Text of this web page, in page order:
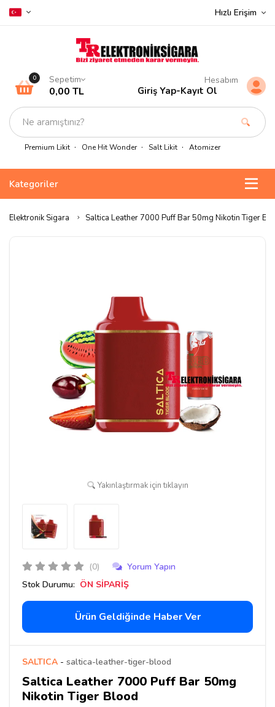
Hızlı Erişim
Premium Likit One Hit Wonder Salt Likit Atomizer
0 Sepetim
0,00 TL
Hesabım
Giriş Yap-Kayıt Ol
Kategoriler
Elektronik Sigara Saltica Leather 7000 Puff Bar 50mg Nikotin Tiger
Yakınlaştırmak için tıklayın
(0)
Yorum Yapın
Stok Durumu: ÖN SİPARİŞ
Ürün Geldiğinde Haber Ver
SALTICA - saltica-leather-tiger-blood
Saltica Leather 7000 Puff Bar 50mg
Nikotin Tiger Blood